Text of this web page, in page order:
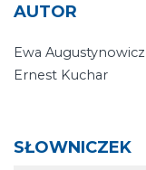
AUTOR
Ewa Augustynowicz
Ernest Kuchar
SŁOWNICZEK